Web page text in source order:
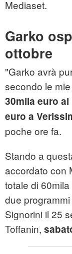
Mediaset.
Garko
ottobre
"Garko avrà
secondo le
30mila euro
euro a
poche ore fa.
Stando a
accordato con
totale di
due
Signorini il 25
Toffanin,